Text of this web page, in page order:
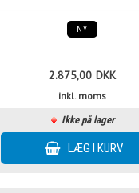
NY
2.875,00 DKK
inkl. moms
Ikke på lager